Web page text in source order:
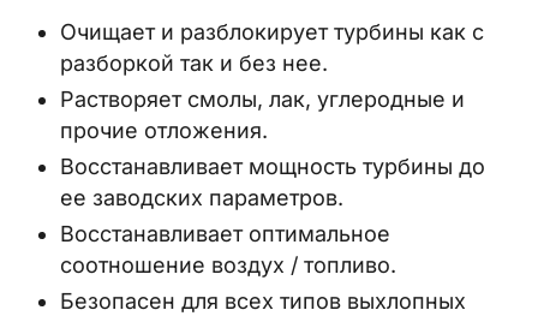
Очищает и разблокирует турбины как с
разборкой так и без нее.
Растворяет смолы, лак, углеродные и
прочие отложения.
Восстанавливает мощность турбины до
ее заводских параметров.
Восстанавливает оптимальное
соотношение воздух / топливо.
Безопасен для всех типов выхлопных